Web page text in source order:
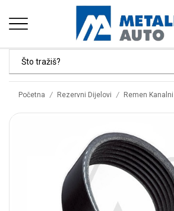
Početna / Rezervni Dijelovi / Remen Kanalni